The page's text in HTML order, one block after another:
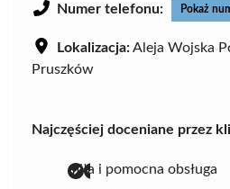
Numer telefonu: Pokaż
Lokalizacja:Aleja Wojska
Pruszków
Najczęściej doceniane przez
miła i pomocna obsługa